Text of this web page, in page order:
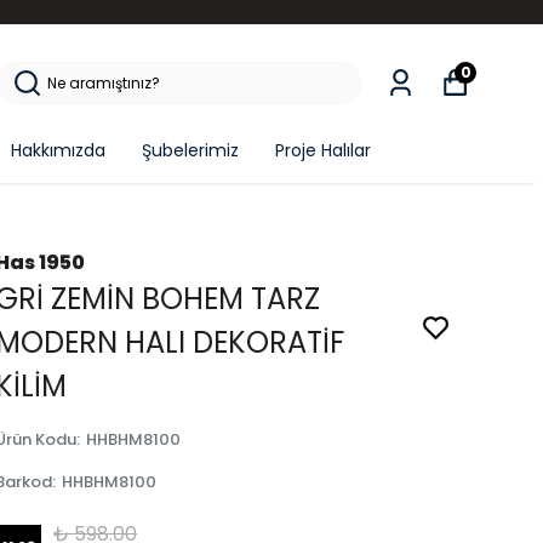
Hakkımızda Şubelerimiz Proje Halılar
0
1950
ZEMİN BOHEM TARZ
HALI DEKORATİF
Kodu: HHBHM8100
: HHBHM8100
₺ 598.00